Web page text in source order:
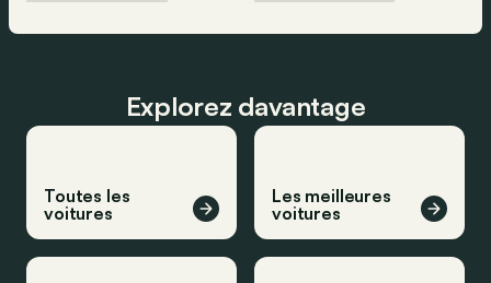
Explorez davantage
Toutes les
voitures
Les meilleures
voitures